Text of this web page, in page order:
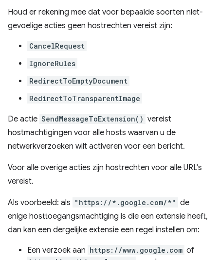
Houd er rekening mee dat voor bepaalde soorten niet-
gevoelige acties geen hostrechten vereist zijn:
CancelRequest
IgnoreRules
RedirectToEmptyDocument
RedirectToTransparentImage
De actie SendMessageToExtension() vereist
hostmachtigingen voor alle hosts waarvan u de
netwerkverzoeken wilt activeren voor een bericht.
Voor alle overige acties zijn hostrechten voor alle URL's
vereist.
Als voorbeeld: als "https://*.google.com/*" de
enige hosttoegangsmachtiging is die een extensie heeft,
dan kan een dergelijke extensie een regel instellen om:
Een verzoek aan https://www.google.com of